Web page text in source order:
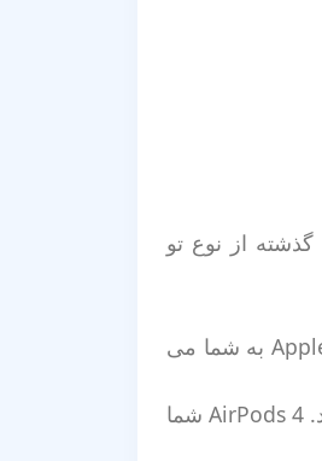
از نوع تو
حس تشخیص عالی AirPods 4 تجربه گوش دادن یکپارچه را در iPhone، Apple Watch، Apple Vision Pro، iPad، Mac و Apple TV به شما می
بنابراین اگر در حال پخش موسیقی در مک خود هستید، می‌توانید بدون نیاز به جابه‌جایی دستگاه، به تماس‌های آیفون خود پاسخ دهید. AirPods 4 شما